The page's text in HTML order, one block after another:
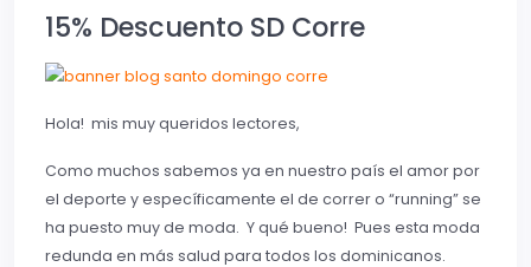
15% Descuento SD Corre
Hola! mis muy queridos lectores,
Como muchos sabemos ya en nuestro país el amor por
el deporte y específicamente el de correr o “running” se
ha puesto muy de moda. Y qué bueno! Pues esta moda
redunda en más salud para todos los dominicanos.